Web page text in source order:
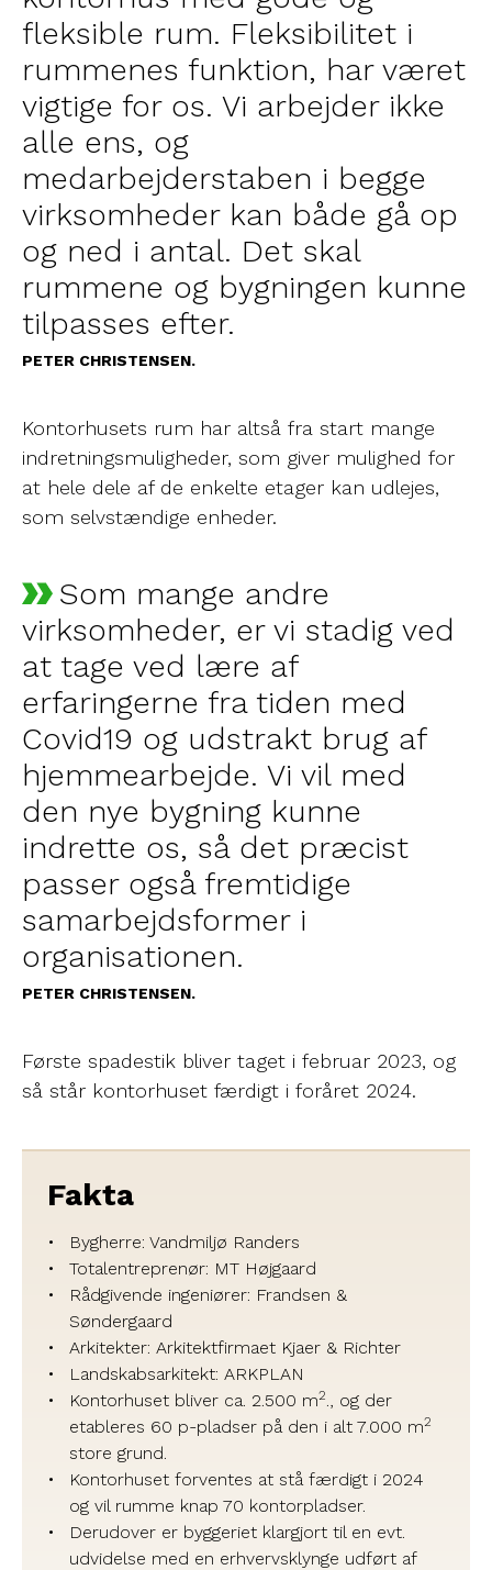
fleksible rum. Fleksibilitet i
rummenes funktion, har været
vigtige for os. Vi arbejder ikke
alle ens, og
medarbejderstaben i begge
virksomheder kan både gå op
og ned i antal. Det skal
rummene og bygningen kunne
tilpasses efter.
PETER CHRISTENSEN.
Kontorhusets rum har altså fra start mange
indretningsmuligheder, som giver mulighed for
at hele dele af de enkelte etager kan udlejes,
som selvstændige enheder.
Som mange andre
virksomheder, er vi stadig ved
at tage ved lære af
erfaringerne fra tiden med
Covid19 og udstrakt brug af
hjemmearbejde. Vi vil med
den nye bygning kunne
indrette os, så det præcist
passer også fremtidige
samarbejdsformer i
organisationen.
PETER CHRISTENSEN.
Første spadestik bliver taget i februar 2023, og
så står kontorhuset færdigt i foråret 2024.
Fakta
Bygherre: Vandmiljø Randers
Totalentreprenør: MT Højgaard
Rådgivende ingeniører: Frandsen &
Søndergaard
Arkitekter: Arkitektfirmaet Kjaer & Richter
Landskabsarkitekt: ARKPLAN
Kontorhuset bliver ca. 2.500 m2
., og der
etableres 60 p-pladser på den i alt 7.000 m2
store grund.
Kontorhuset forventes at stå færdigt i 2024
og vil rumme knap 70 kontorpladser.
Derudover er byggeriet klargjort til en evt.
udvidelse med en erhvervsklynge udført af